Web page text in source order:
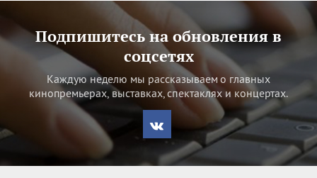
Подпишитесь на обновления в
соцсетях
Каждую неделю мы рассказываем о главных
кинопремьерах, выставках, спектаклях и концертах.